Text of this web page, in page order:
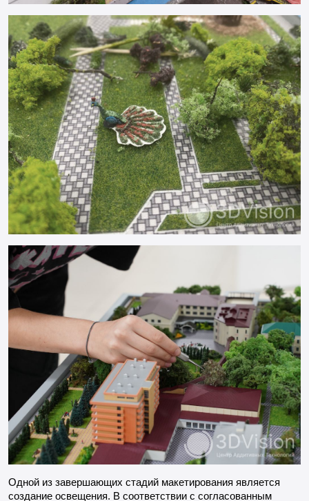
Одной из завершающих стадий макетирования является
создание освещения. В соответствии с согласованным